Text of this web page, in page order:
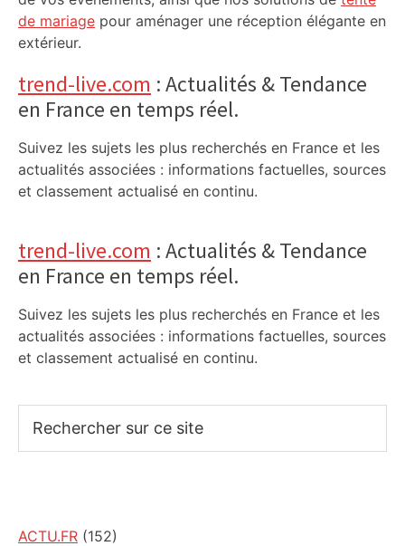
de mariage pour aménager une réception élégante en
extérieur.
trend-live.com : Actualités & Tendance
en France en temps réel.
Suivez les sujets les plus recherchés en France et les
actualités associées : informations factuelles, sources
et classement actualisé en continu.
trend-live.com : Actualités & Tendance
en France en temps réel.
Suivez les sujets les plus recherchés en France et les
actualités associées : informations factuelles, sources
et classement actualisé en continu.
sur
ACTU.FR (152)